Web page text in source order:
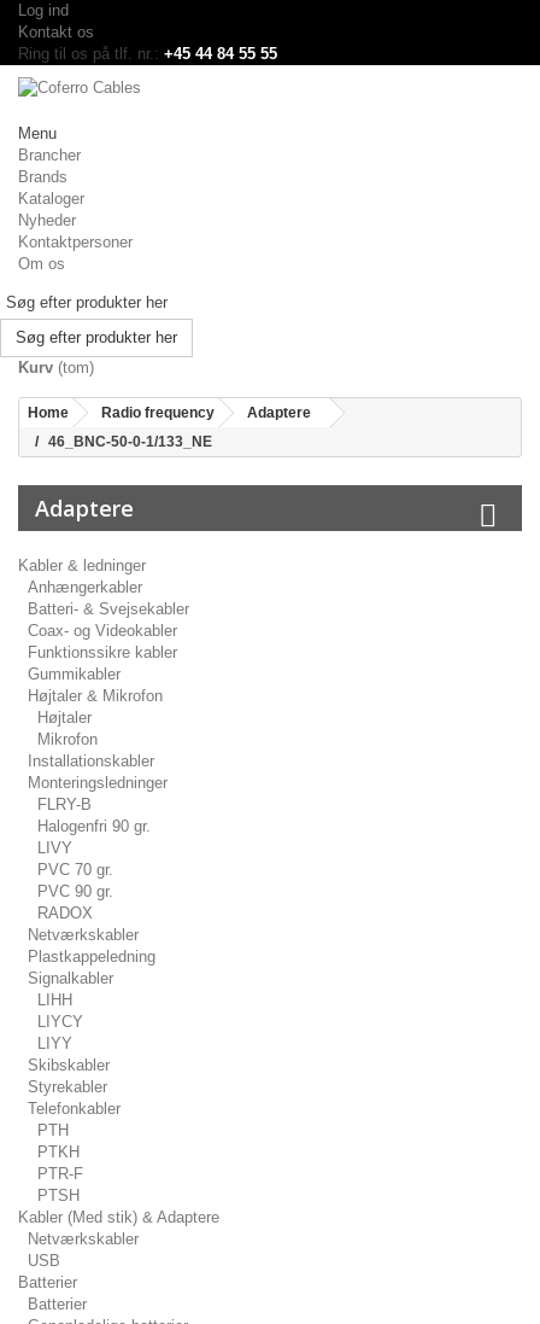
Log ind
Kontakt os
Ring til os på tlf. nr.: +45 44 84 55 55
Menu
Brancher
Brands
Kataloger
Nyheder
Kontaktpersoner
Om os
Søg efter produkter her
Kurv (tom)
Home Radio frequency
Adaptere
46_BNC-50-0-1/133_NE
Adaptere
Kabler & ledninger
Anhængerkabler
Batteri- & Svejsekabler
Coax- og Videokabler
Funktionssikre kabler
Gummikabler
Højtaler & Mikrofon
Højtaler
Mikrofon
Installationskabler
Monteringsledninger
FLRY-B
Halogenfri 90 gr.
LIVY
PVC 70 gr.
PVC 90 gr.
RADOX
Netværkskabler
Plastkappeledning
Signalkabler
LIHH
LIYCY
LIYY
Skibskabler
Styrekabler
Telefonkabler
PTH
PTKH
PTR-F
PTSH
Kabler (Med stik) & Adaptere
Netværkskabler
USB
Batterier
Batterier